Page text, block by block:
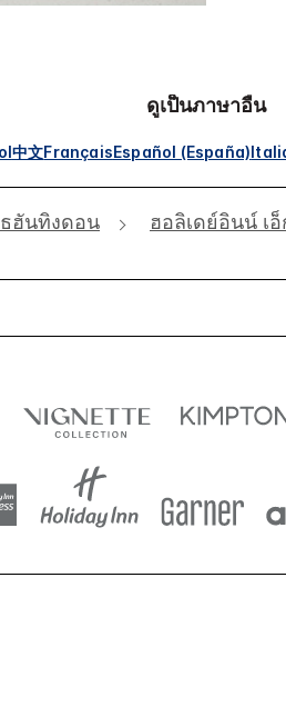
ดูเป็นภาษาอื่น
中文FrançaisEspañol (España)
ฮันทิงดอน ฮอลิเดย์อินน์ เ